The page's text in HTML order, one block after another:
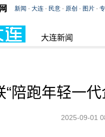
大连新闻
“陪跑年轻一
2025-09-01